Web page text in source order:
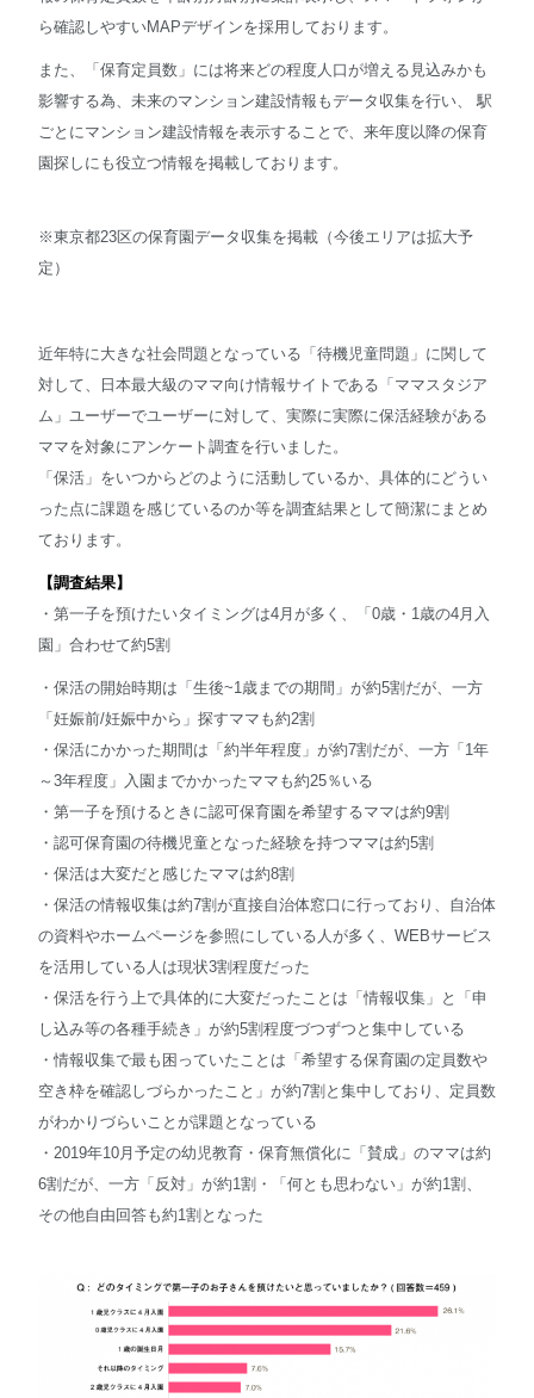
ら確認しやすいMAPデザインを採用しております。
また、「保育定員数」には将来どの程度人口が増える見込みかも
影響する為、未来のマンション建設情報もデータ収集を行い、 駅
ごとにマンション建設情報を表示することで、来年度以降の保育
園探しにも役立つ情報を掲載しております。
※東京都23区の保育園データ収集を掲載（今後エリアは拡大予
定）
近年特に大きな社会問題となっている「待機児童問題」に関して
対して、日本最大級のママ向け情報サイトである「ママスタジア
ム」ユーザーでユーザーに対して、実際に実際に保活経験がある
ママを対象にアンケート調査を行いました。
「保活」をいつからどのように活動しているか、具体的にどうい
った点に課題を感じているのか等を調査結果として簡潔にまとめ
ております。
【調査結果】
・第一子を預けたいタイミングは4月が多く、「0歳・1歳の4月入
園」合わせて約5割
・保活の開始時期は「生後~1歳までの期間」が約5割だが、一方
「妊娠前/妊娠中から」探すママも約2割
・保活にかかった期間は「約半年程度」が約7割だが、一方「1年
～3年程度」入園までかかったママも約25％いる
・第一子を預けるときに認可保育園を希望するママは約9割
・認可保育園の待機児童となった経験を持つママは約5割
・保活は大変だと感じたママは約8割
・保活の情報収集は約7割が直接自治体窓口に行っており、自治体
の資料やホームページを参照にしている人が多く、WEBサービス
を活用している人は現状3割程度だった
・保活を行う上で具体的に大変だったことは「情報収集」と「申
し込み等の各種手続き」が約5割程度づつずつと集中している
・情報収集で最も困っていたことは「希望する保育園の定員数や
空き枠を確認しづらかったこと」が約7割と集中しており、定員数
がわかりづらいことが課題となっている
・2019年10月予定の幼児教育・保育無償化に「賛成」のママは約
6割だが、一方「反対」が約1割・「何とも思わない」が約1割、
その他自由回答も約1割となった